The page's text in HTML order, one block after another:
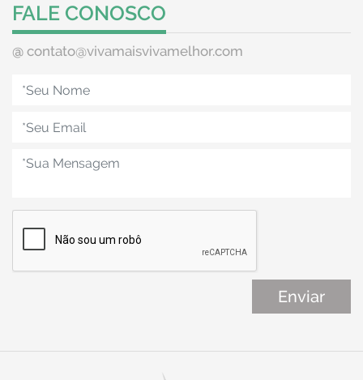
FALE CONOSCO
@ contato@vivamaisvivamelhor.com